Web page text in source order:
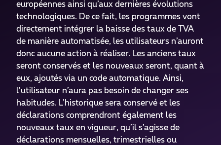
européennes ainsi qu’aux dernières évolutions
technologiques. De ce fait, les programmes vont
directement intégrer la baisse des taux de TVA
de manière automatisée, les utilisateurs n’auront
donc aucune action à réaliser. Les anciens taux
seront conservés et les nouveaux seront, quant à
eux, ajoutés via un code automatique. Ainsi,
l’utilisateur n’aura pas besoin de changer ses
habitudes. L’historique sera conservé et les
déclarations comprendront également les
nouveaux taux en vigueur, qu’il s’agisse de
déclarations mensuelles, trimestrielles ou